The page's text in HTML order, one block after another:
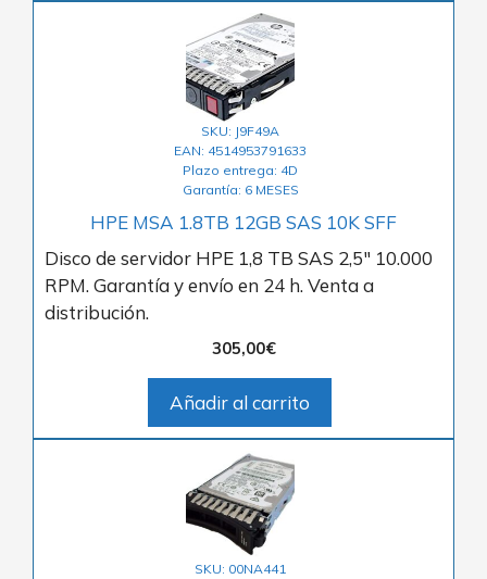
SKU: J9F49A
EAN: 4514953791633
Plazo entrega: 4D
Garantía: 6 MESES
HPE MSA 1.8TB 12GB SAS 10K SFF
Disco de servidor HPE 1,8 TB SAS 2,5″ 10.000
RPM. Garantía y envío en 24 h. Venta a
distribución.
305,00€
Añadir al carrito
SKU: 00NA441